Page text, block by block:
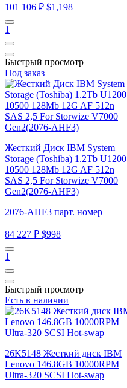
101 106 ₽ $1,198
1
Быстрый просмотр
Под заказ
Жесткий Диск IBM System
Storage (Toshiba) 1.2Tb U1200
10500 128Mb 12G AF 512n
SAS 2,5 For Storwize V7000
Gen2(2076-AHF3)
2076-AHF3 парт. номер
84 227 ₽ $998
1
Быстрый просмотр
Есть в наличии
26K5148 Жесткий диск IBM
Lenovo 146.8GB 10000RPM
Ultra-320 SCSI Hot-swap